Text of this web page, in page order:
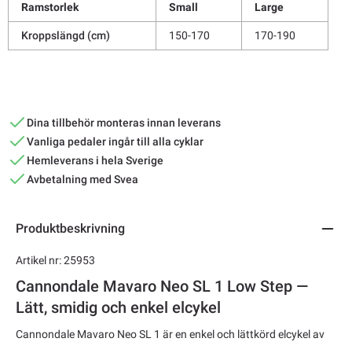
Ramstorlek Small Large
Kroppslängd (cm) 150-170 170-190
Dina tillbehör monteras innan leverans
Vanliga pedaler ingår till alla cyklar
Hemleverans i hela Sverige
Avbetalning med Svea
Produktbeskrivning
Artikel nr: 25953
Cannondale Mavaro Neo SL 1 Low Step —
Lätt, smidig och enkel elcykel
Cannondale Mavaro Neo SL 1 är en enkel och lättkörd elcykel av